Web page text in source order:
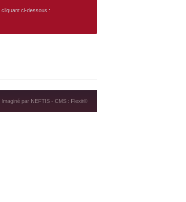
ci-dessous :
Imaginé par NEFTIS- CMS : Flexit©